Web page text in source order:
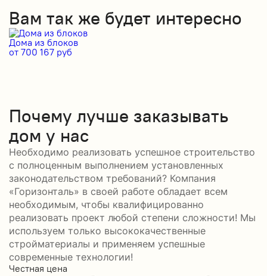
Вам так же будет интересно
Дома из блоков
от 700 167 руб
Почему лучше заказывать
дом у нас
Необходимо реализовать успешное строительство
с полноценным выполнением установленных
законодательством требований? Компания
«Горизонталь» в своей работе обладает всем
необходимым, чтобы квалифицированно
реализовать проект любой степени сложности! Мы
используем только высококачественные
стройматериалы и применяем успешные
современные технологии!
Честная цена